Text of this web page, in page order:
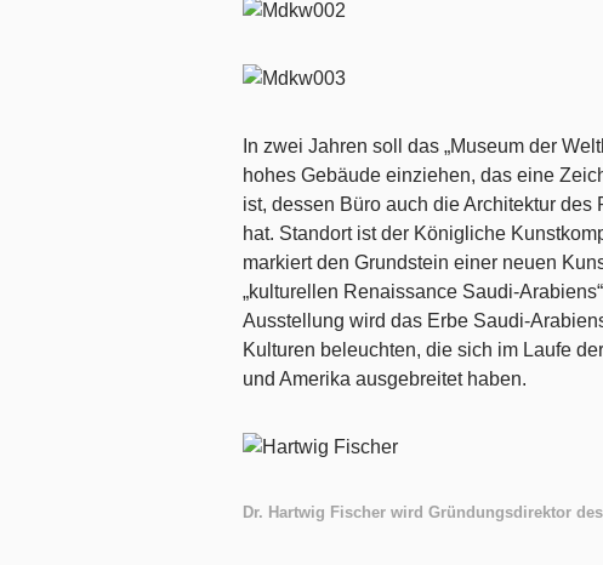
In zwei Jahren soll das „Museum der
hohes Gebäude einziehen, das eine
ist, dessen Büro auch die Architektur des
hat. Standort ist der Königliche
markiert den Grundstein einer neuen
„kulturellen Renaissance Saudi-
Ausstellung wird das Erbe Saudi-
Kulturen beleuchten, die sich im Laufe
und Amerika ausgebreitet haben.
Dr. Hartwig Fischer wird Gründungsdirektor